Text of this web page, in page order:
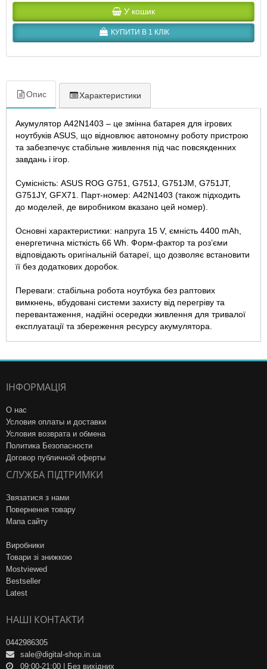
У кошик
КУПИТИ В 1 КЛІК
Опис Характеристики
Акумулятор A42N1403 – це змінна батарея для ігрових
ноутбуків ASUS, що відновлює автономну роботу пристрою
та забезпечує стабільне живлення під час повсякденних
завдань і ігор.
Сумісність: ASUS ROG G751, G751J, G751JM, G751JT,
G751JY, GFX71. Парт-номер: A42N1403 (також підходить
до моделей, де виробником вказано цей номер).
Основні характеристики: напруга 15 V, ємність 4400 mAh,
енергетична місткість 66 Wh. Форм-фактор та роз’єми
відповідають оригінальній батареї, що дозволяє встановити
її без додаткових доробок.
Переваги: стабільна робота ноутбука без раптових
вимкнень, вбудовані системи захисту від перегріву та
перевантаження, надійні осередки живлення для тривалої
експлуатації та збереження ресурсу акумулятора.
ІНФОРМАЦІЯ
О нас
Условия оплаты и доставки
Условия возврата и обмена
Политика Безопасности
Договор публичной оферты
СЛУЖБА ПІДТРИМКИ
Звязатися з нами
Повернення товару
Мапа сайту
Виробники
Товари зі знижкою
Mostviewed
Bestseller
Latest
НАШІ КОНТАКТИ
0442986305
sale@digital-shop.in.ua
09:00-21:00 | Без вихідних